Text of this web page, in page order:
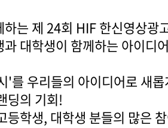
하는 제 24회 HIF 한신영상광
대학생이 함께하는 아이디
'를 우리들의 아이디어로 새
딩의 기회!
등학생, 대학생 분들의 많은